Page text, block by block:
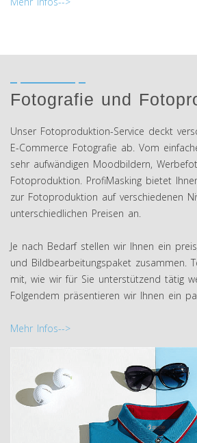
Fotografie und
Unser Fotoproduktion-Service deckt
E-Commerce Fotografie ab. Vom
sehr aufwändigen Moodbildern,
Fotoproduktion. ProfiMasking bietet
zur Fotoproduktion auf verschiedenen
unterschiedlichen Preisen an.
Je nach Bedarf stellen wir Ihnen ein
und Bildbearbeitungspaket zusammen.
mit, wie wir für Sie unterstützend tätig
Folgendem präsentieren wir Ihnen ein
Mehr Infos-->